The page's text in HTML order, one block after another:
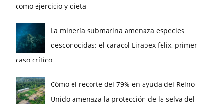
como ejercicio y dieta
La minería submarina amenaza especies
desconocidas: el caracol Lirapex felix, primer
caso crítico
Cómo el recorte del 79% en ayuda del Reino
Unido amenaza la protección de la selva del